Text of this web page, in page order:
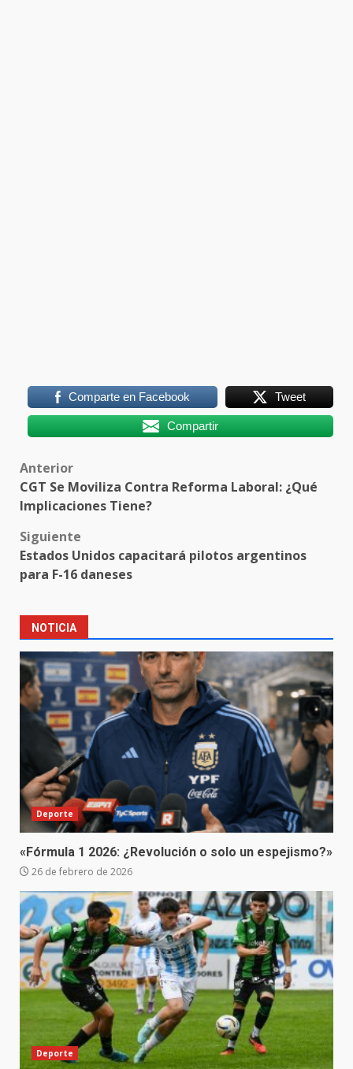
Comparte en Facebook Tweet
Compartir
Post
navigation
Anterior
CGT Se Moviliza Contra Reforma Laboral: ¿Qué
Implicaciones Tiene?
Siguiente
Estados Unidos capacitará pilotos argentinos
para F-16 daneses
NOTICIA
Deporte
«Fórmula 1 2026: ¿Revolución o solo un espejismo?»
26 de febrero de 2026
Deporte